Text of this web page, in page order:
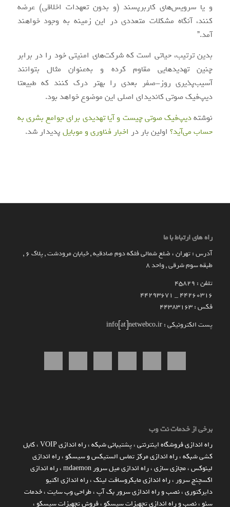
و یا سرویس‌های کاربرپسند (و بدون تعهدات اخلاقی) عرضه
کنند، آنگاه مشکلات متعددی در این زمینه به وجود خواهند
آمد.”
بدین ترتیب، حیاتی است که شرکت‌های امنیتی خود را در برابر
چنین تهدیدهایی مقاوم کرده و به‌عنوان مثال بتوانند
آسیب‌پذیری روز-صفر بعدی را بهتر درک کنند که طبیعتا
دیپ‌فیک صوتی کاندیدای اصلی این موضوع خواهد بود.
نوشتهدیپ‌فیک صوتی چیست و آیا تهدیدی برای جوامع بشری به
حساب می‌آید؟اولین بار در اخبار فناوری و موبایلپدیدار شد.
راه های ارتباط با ما
آدرس : تهران ، ضلع شمالی فلکه دوم صادقیه , خیابان مرودشت , پلاک ۶ ,
طبقه سوم شرقی , واحد ۸
تلفن : 45829
۴۴۲۶۰۳۱۶ _ 44293671
فکس : 44383163
پست الکترونیکی : info[at]netwebco.ir
برخی از خدمات نت وب
راه اندازي فروشگاه اينترنتي،پشتیبانی شبکه،راه اندازی VOIP ،کابل
کشی شبکه،راه اندازی مرکز تماس الستیکس و سیسکو،راه اندازی
لینوکس،مجازی سازی،راه اندازی میل سرور mdaemon ،راه اندازی
اکسچنج سرور،راه اندازی مایکروسافت لینک،راه اندازی اکتیو
دایرکتوری،نصب و راه اندازی سرور بک آپ،طراحی وب سایت،خدمات
سئو،نصب و راه اندازی تجهیزات سیسکو،فروش تجهیزات سیسکو،